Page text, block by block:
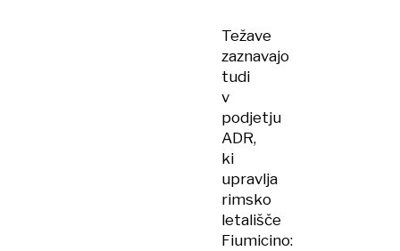
Težave
zaznavajo
tudi
v
podjetju
ADR,
ki
upravlja
rimsko
letališče
Fiumicino: